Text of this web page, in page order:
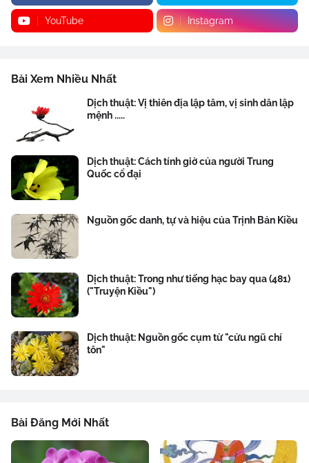
YouTube Instagram
Bài Xem Nhiều Nhất
Dịch thuật: Vị thiên địa lập tâm, vị sinh dân lập
mệnh .....
Dịch thuật: Cách tính giờ của người Trung
Quốc cổ đại
Nguồn gốc danh, tự và hiệu của Trịnh Bản Kiều
Dịch thuật: Trong như tiếng hạc bay qua (481)
("Truyện Kiều")
Dịch thuật: Nguồn gốc cụm từ "cửu ngũ chí
tôn"
Bài Đăng Mới Nhất